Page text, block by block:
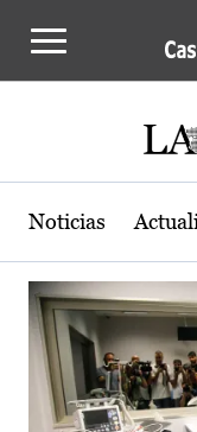
Actualidad
Noticias